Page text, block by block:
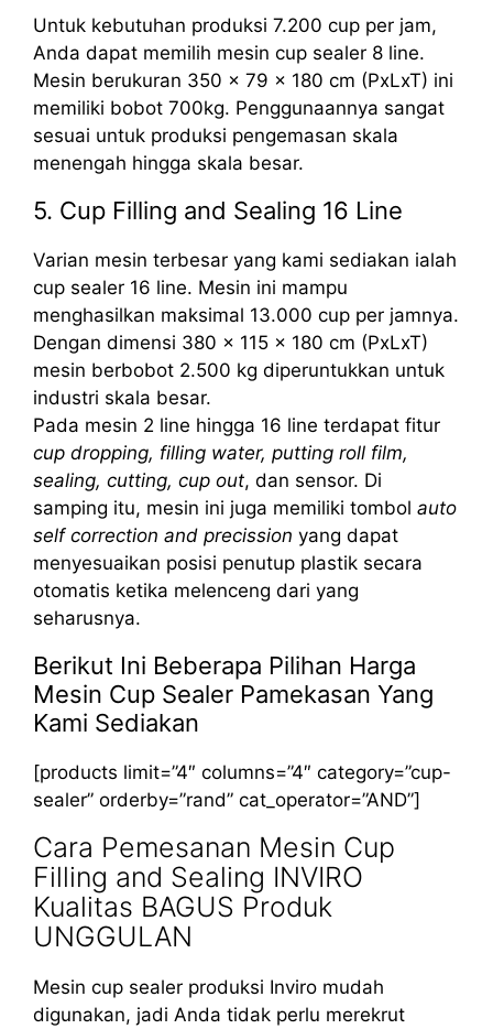
Untuk kebutuhan produksi 7.200 cup per jam,
Anda dapat memilih mesin cup sealer 8 line.
Mesin berukuran 350 x 79 x 180 cm (PxLxT) ini
memiliki bobot 700kg. Penggunaannya sangat
sesuai untuk produksi pengemasan skala
menengah hingga skala besar.
5. Cup Filling and Sealing 16 Line
Varian mesin terbesar yang kami sediakan ialah
cup sealer 16 line. Mesin ini mampu
menghasilkan maksimal 13.000 cup per jamnya.
Dengan dimensi 380 x 115 x 180 cm (PxLxT)
mesin berbobot 2.500 kg diperuntukkan untuk
industri skala besar.
Pada mesin 2 line hingga 16 line terdapat fitur
cup dropping, filling water, putting roll film,
sealing, cutting, cup out, dan sensor. Di
samping itu, mesin ini juga memiliki tombol auto
self correction and precission yang dapat
menyesuaikan posisi penutup plastik secara
otomatis ketika melenceng dari yang
seharusnya.
Berikut Ini Beberapa Pilihan Harga
Mesin Cup Sealer Pamekasan Yang
Kami Sediakan
[products limit=”4″ columns=”4″ category=”cup-
sealer” orderby=”rand” cat_operator=”AND”]
Cara Pemesanan Mesin Cup
Filling and Sealing INVIRO
Kualitas BAGUS Produk
UNGGULAN
Mesin cup sealer produksi Inviro mudah
digunakan, jadi Anda tidak perlu merekrut